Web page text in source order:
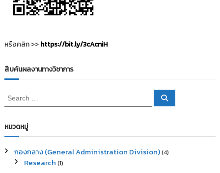
อ
ง
หรือคลิก >>https://bit.ly/3cAcniH
สืบค้นผลงานทางวิชาการ
e
r
c
f
S
หมวดหมู่
กองกลาง (General Administration Division)(4)
Research (1)